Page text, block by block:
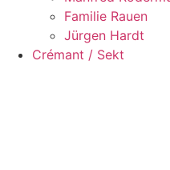
Familie Rauen
Jürgen Hardt
Crémant / Sekt